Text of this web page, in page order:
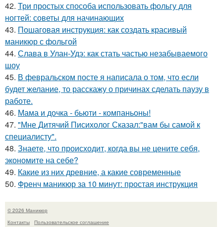
42. Три простых способа использовать фольгу для
ногтей: советы для начинающих
43. Пошаговая инструкция: как создать красивый
маникюр с фольгой
44. Слава в Улан-Удэ: как стать частью незабываемого
шоу
45. В февральском посте я написала о том, что если
будет желание, то расскажу о причинах сделать паузу в
работе.
46. Мама и дочка - бьюти - компаньоны!
47. "Мне Дитячий Писихолог Сказал:"вам бы самой к
специалисту".
48. Знаете, что происходит, когда вы не цените себя,
экономите на себе?
49. Какие из них древние, а какие современные
50. Френч маникюр за 10 минут: простая инструкция
© 2026 Маникюр
Контакты
Пользовательское соглашение